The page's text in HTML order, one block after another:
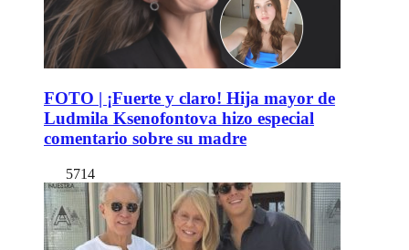
FOTO | ¡Fuerte y claro! Hija mayor de
Ludmila Ksenofontova hizo especial
comentario sobre su madre
5714